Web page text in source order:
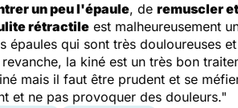
un peu l'épaule, de remuscler
rétractile est malheureusement
épaules qui sont très douloureuses
revanche, la kiné est un très bon
mais il faut être prudent et se
et ne pas provoquer des douleurs."